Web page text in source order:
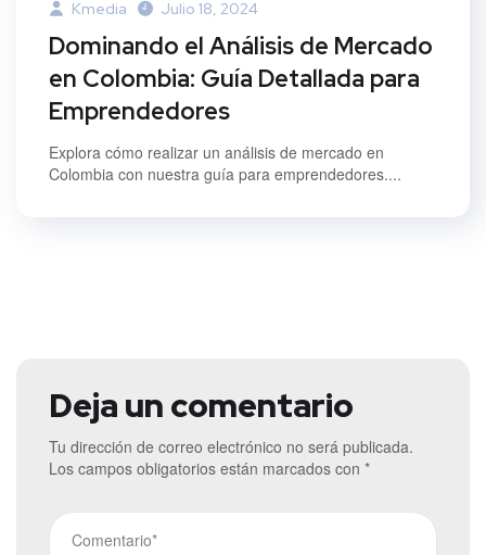
Kmedia Julio 18, 2024
Dominando el Análisis de Mercado
en Colombia: Guía Detallada para
Emprendedores
Explora cómo realizar un análisis de mercado en
Colombia con nuestra guía para emprendedores....
Deja un comentario
Tu dirección de correo electrónico no será publicada.
Los campos obligatorios están marcados con *